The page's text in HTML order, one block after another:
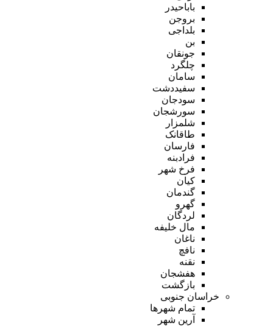
باباحیدر
بروجن
بلداجی
بن
جونقان
چلگرد
سامان
سفیددشت
سودجان
سورشجان
شلمزار
طاقانک
فارسان
فرادبنه
فرخ شهر
کیان
گندمان
گهرو
لردگان
مال خلیفه
ناغان
نافچ
نقنه
هفشجان
بازگشت
خراسان جنوبی
تمام شهر‌ها
آرین شهر